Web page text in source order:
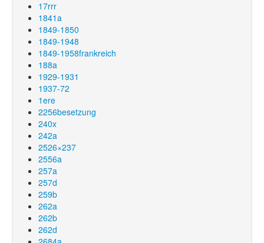
17rrr
1841a
1849-1850
1849-1948
1849-1958frankreich
188a
1929-1931
1937-72
1ere
2256besetzung
240x
242a
2526×237
2556a
257a
257d
259b
262a
262b
262d